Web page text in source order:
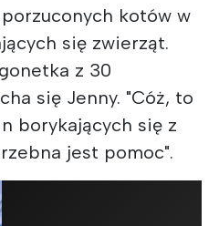
kotów w
się zwierząt.
z 30
się Jenny. "Cóż, to
borykających się z
jest pomoc".